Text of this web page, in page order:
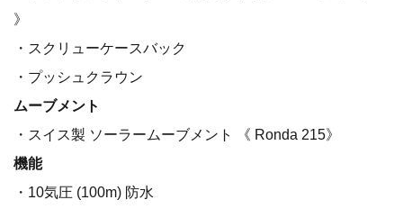
》
・スクリューケースバック
・プッシュクラウン
ムーブメント
・スイス製 ソーラームーブメント 《 Ronda 215》
機能
・10気圧 (100m) 防水